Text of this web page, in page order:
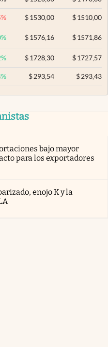
% $ 1530,00 $1510,00
% $ 1576,16 $1571,86
% $ 1728,30 $1727,57
% $ 293,54 $293,43
bajo mayor
para los exportadores
enojo K y la